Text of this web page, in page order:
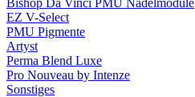
Bishop Da Vinci PMU Nadelmodule
EZ V-Select
PMU Pigmente
Artyst
Perma Blend Luxe
Pro Nouveau by Intenze
Sonstiges